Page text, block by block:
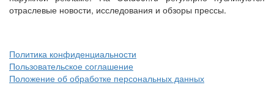
отраслевые новости, исследования и обзоры прессы.
Политика конфиденциальности
Пользовательское соглашение
Положение об обработке персональных данных